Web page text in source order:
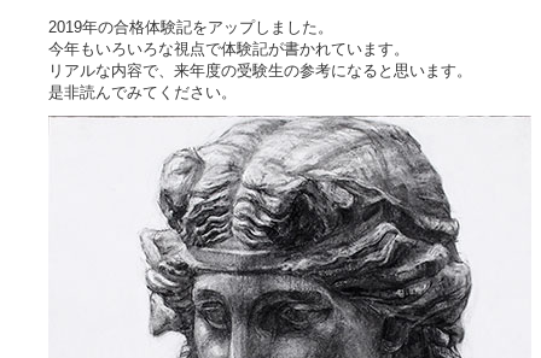
2019年の合格体験記をアップしました。
今年もいろいろな視点で体験記が書かれています。
リアルな内容で、来年度の受験生の参考になると思います。
是非読んでみてください。